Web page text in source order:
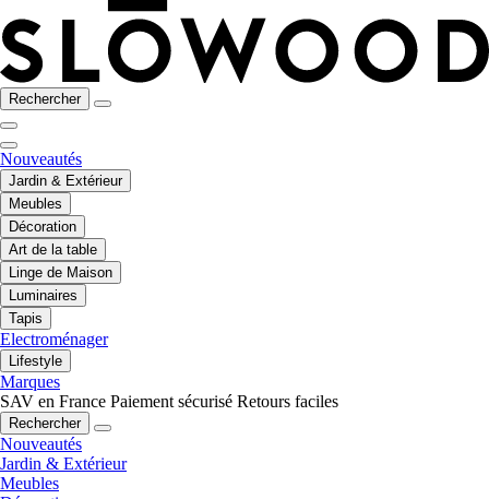
Rechercher
Nouveautés
Jardin & Extérieur
Meubles
Décoration
Art de la table
Linge de Maison
Luminaires
Tapis
Electroménager
Lifestyle
Marques
SAV en France Paiement sécurisé Retours faciles
Rechercher
Nouveautés
Jardin & Extérieur
Meubles